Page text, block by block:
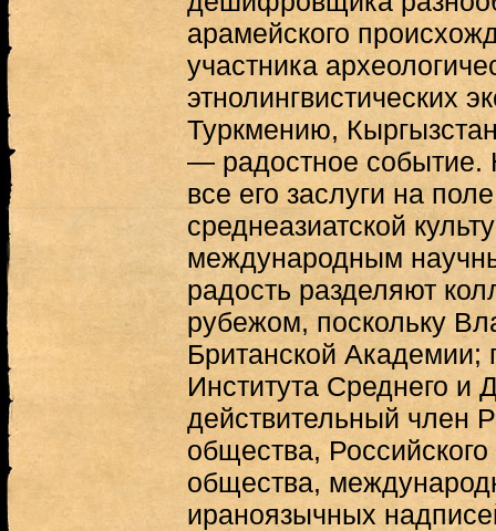
арамейского
участника
этнолингвистических
Туркмению,
— радостное событие.
все его заслуги на
среднеазиатской
международным
радость разделяют
рубежом, поскольку
Британской Академии;
Института Среднего и
действительный член
общества,
общества,
ираноязычных